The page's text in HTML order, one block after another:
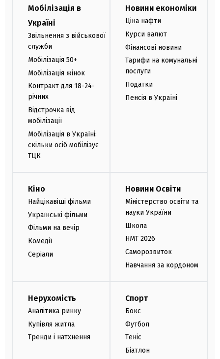
Мобілізація в
Україні
Звільнення з військової
служби
Мобілізація 50+
Мобілізація жінок
Контракт для 18-24-
річних
Відстрочка від
мобілізації
Мобілізація в Україні:
скільки осіб мобілізує
ТЦК
Новини економіки
Ціна нафти
Курси валют
Фінансові новини
Тарифи на комунальні
послуги
Податки
Пенсія в Україні
Кіно
Найцікавіші фільми
Українські фільми
Фільми на вечір
Комедії
Серіали
Новини Освіти
Міністерство освіти та
науки України
Школа
НМТ 2026
Саморозвиток
Навчання за кордоном
Нерухомість
Аналітика ринку
Купівля житла
Тренди і натхнення
Спорт
Бокс
Футбол
Теніс
Біатлон